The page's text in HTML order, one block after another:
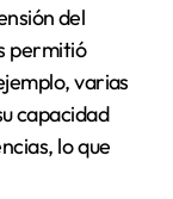
del
permitió
varias
capacidad
lo que